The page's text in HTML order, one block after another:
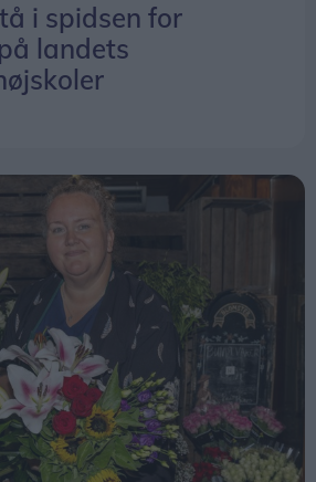
i spidsen for
landets